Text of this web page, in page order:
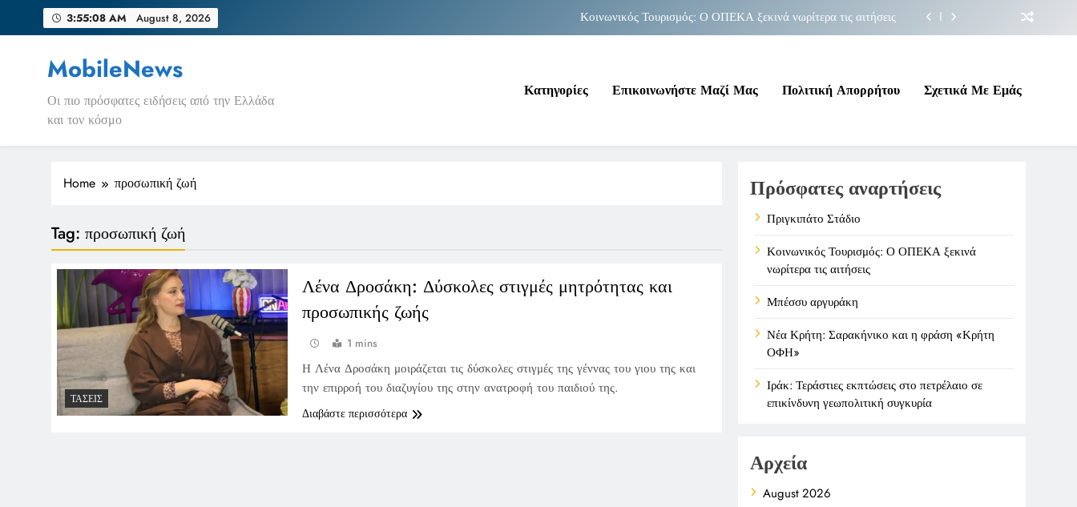
3:55:08 AM August 8, 2026
Κοινωνικός Τουρισμός: Ο ΟΠΕΚΑ ξεκινά νωρίτερα τις αιτήσεις
Νέα Κρήτη: Σαρακήνικο και η φράση «Κρήτη ΟΦΗ»
Κοινωνικός Τουρισμός: Ο ΟΠΕΚΑ ξεκινά νωρίτερα τις αιτήσεις
Μπέσσυ αργυράκη
Νέα Κρήτη: Σαρακήνικο και η φράση «Κρήτη ΟΦΗ»
MobileNews
Οι πιο πρόσφατες ειδήσεις από την Ελλάδα
και τον κόσμο
Κατηγορίες Επικοινωνήστε Μαζί Μας Πολιτική Απορρήτου Σχετικά Με Εμάς
Home προσωπική ζωή
Tag: προσωπική ζωή
ΤΆΣΕΙΣ
Λένα Δροσάκη: Δύσκολες στιγμές μητρότητας και
προσωπικής ζωής
1 mins
Η Λένα Δροσάκη μοιράζεται τις δύσκολες στιγμές της γέννας του γιου της και
την επιρροή του διαζυγίου της στην ανατροφή του παιδιού της.
Διαβάστε περισσότερα
Πρόσφατες αναρτήσεις
Πριγκιπάτο Στάδιο
Κοινωνικός Τουρισμός: Ο ΟΠΕΚΑ ξεκινά
νωρίτερα τις αιτήσεις
Μπέσσυ αργυράκη
Νέα Κρήτη: Σαρακήνικο και η φράση «Κρήτη
ΟΦΗ»
Ιράκ: Τεράστιες εκπτώσεις στο πετρέλαιο σε
επικίνδυνη γεωπολιτική συγκυρία
Αρχεία
August 2026